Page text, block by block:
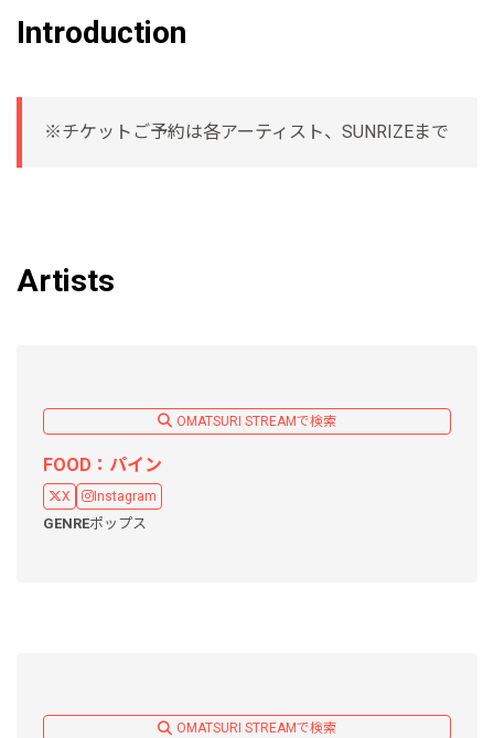
Introduction
※チケットご予約は各アーティスト、SUNRIZEまで
Artists
OMATSURI STREAMで検索
FOOD：パイン
X Instagram
GENREポップス
OMATSURI STREAMで検索